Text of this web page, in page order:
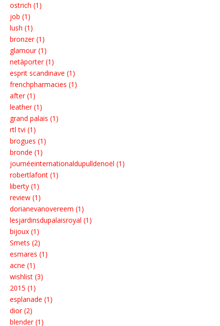
ostrich (1)
job (1)
lush (1)
bronzer (1)
glamour (1)
netàporter (1)
esprit scandinave (1)
frenchpharmacies (1)
after (1)
leather (1)
grand palais (1)
rtl tvi (1)
brogues (1)
bronde (1)
journéeinternationaldupulldenoël (1)
robertlafont (1)
liberty (1)
review (1)
dorianevanovereem (1)
lesjardinsdupalaisroyal (1)
bijoux (1)
Smets (2)
esmares (1)
acne (1)
wishlist (3)
2015 (1)
esplanade (1)
dior (2)
blender (1)